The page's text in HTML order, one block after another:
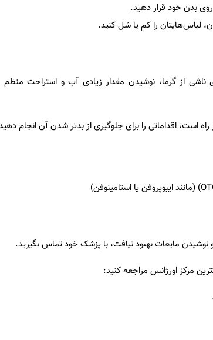
بدن خود قرار دهید.
لباس‌هایتان را کم یا شل کنید.
ناشی از گرما، نوشیدن مقدار زیادی آب و استراحت
است، اقداماتی را برای جلوگیری از بدتر شدن آن انجام
مایعات بهبود نیافت، با پزشک خود تماس بگیرید.
مرکز اورژانس مراجعه کنید: